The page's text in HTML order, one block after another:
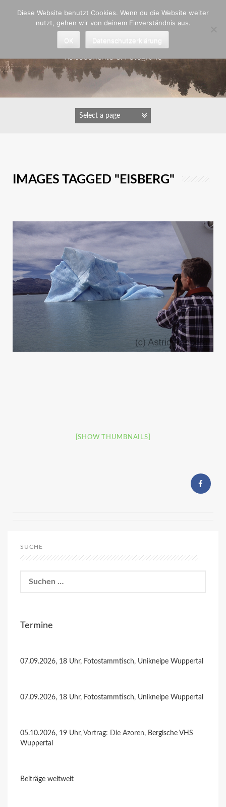
Astrid Padberg
Reiseberichte & Fotografie
IMAGES TAGGED "EISBERG"
[SHOW THUMBNAILS]
SUCHE
nach:
Termine
07.09.2026, 18 Uhr, Fotostammtisch, Unikneipe Wuppertal
07.09.2026, 18 Uhr, Fotostammtisch, Unikneipe Wuppertal
05.10.2026, 19 Uhr, Vortrag: Die Azoren, Bergische VHS
Wuppertal
Beiträge weltweit
Diese Website benutzt Cookies. Wenn du die Website weiter
nutzt, gehen wir von deinem Einverständnis aus.